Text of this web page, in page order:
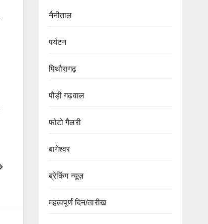
नैनीताल
पर्यटन
पिथौरागढ़
पौड़ी गढ़वाल
फोटो गैलरी
बागेश्वर
ब्रेकिंग न्यूज़
महत्वपूर्ण दिन/तारीख